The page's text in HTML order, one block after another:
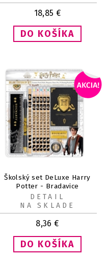
18,85 €
Školský set DeLuxe Harry
Potter - Bradavice
8,36 €
DETAIL
NA SKLADE